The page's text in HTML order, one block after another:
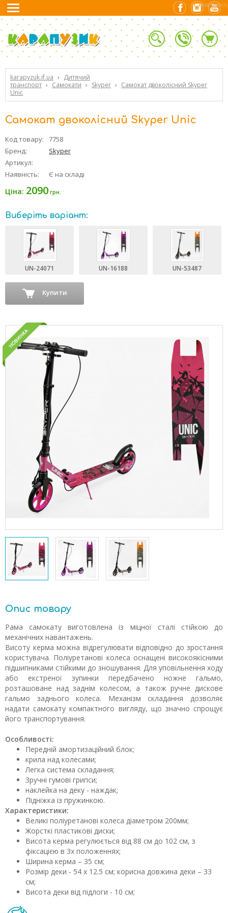
karapyzuk.if.ua › Дитячий
транспорт › Самокати › Skyper › Самокат двоколісний Skyper
Unic
Самокат двоколісний Skyper Unic
Код товару:
7758
Бренд:
Skyper
Артикул:
Наявність:
Є на складі
Ціна: 2090 грн.
Виберіть варіант:
UN-24071 UN-16188 UN-53487
Купити
Опис товару
Рама самокату виготовлена із міцної сталі стійкою до
механічних навантажень.
Висоту керма можна відрегулювати відповідно до зростання
користувача. Поліуретанові колеса оснащені високоякісними
підшипниками стійкими до зношування. Для уповільнення ходу
або екстреної зупинки передбачено ножне гальмо,
розташоване над заднім колесом, а також ручне дискове
гальмо заднього колеса. Механізм складання дозволяє
надати самокату компактного вигляду, що значно спрощує
його транспортування.
Особливості:
Передній амортизаційний блок;
крила над колесами;
Легка система складання;
Зручні гумові грипси;
наклейка на деку - наждак;
Підніжка із пружинкою.
Характеристики:
Великі поліуретанові колеса діаметром 200мм;
Жорсткі пластикові диски;
Висота керма регулюється від 88 см до 102 см, з
фіксацією в 3х положеннях;
Ширина керма – 35 см;
Розмір деки - 54 х 12.5 см; корисна довжина деки – 33
см;
Висота деки від підлоги - 10 см;
0.01753592 (7)